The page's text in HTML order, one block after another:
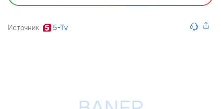
Источник 5-Tv